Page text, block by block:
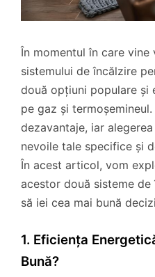
În momentul în care vine
sistemului de încălzire
două opțiuni populare și
pe gaz și
dezavantaje, iar
nevoile tale specifice și
În acest articol, vom
acestor două sisteme
să iei cea mai bună
1. Eficiența
Bună?